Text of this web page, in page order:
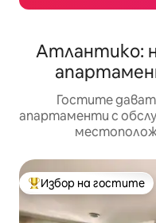
Атлантико:
Гостите дават
апартаменти с
Най-популярен избор
Избор на гостите